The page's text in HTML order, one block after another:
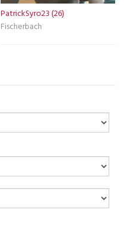
PatrickSyro23 (26)
Fischerbach